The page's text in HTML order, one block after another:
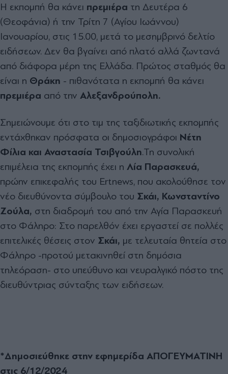
Η εκπομπή θα κάνει πρεμιέρα τη Δευτέρα 6
(Θεοφάνια) ή την Τρίτη 7 (Αγίου Ιωάννου)
Ιανουαρίου, στις 15.00, μετά το μεσημβρινό δελτίο
ειδήσεων. Δεν θα βγαίνει από πλατό αλλά ζωντανά
από διάφορα μέρη της Ελλάδα. Πρώτος σταθμός θα
είναι η Θράκη - πιθανότατα η εκπομπή θα κάνει
πρεμιέρα από την Αλεξανδρούπολη.
Σημειώνουμε ότι στο τιμ της ταξιδιωτικής εκπομπής
εντάχθηκαν πρόσφατα οι δημοσιογράφοι Νέτη
Φίλια και Αναστασία Τσιβγούλη.Τη συνολική
επιμέλεια της εκπομπής έχει η Λία Παρασκευά,
πρώην επικεφαλής του Ertnews, που ακολούθησε τον
νέο διευθύνοντα σύμβουλο του Σκάι, Κωνσταντίνο
Ζούλα, στη διαδρομή του από την Αγία Παρασκευή
στο Φάληρο: Στο παρελθόν έχει εργαστεί σε πολλές
επιτελικές θέσεις στον Σκάι, με τελευταία θητεία στο
Φάληρο -προτού μετακινηθεί στη δημόσια
τηλεόραση- στο υπεύθυνο και νευραλγικό πόστο της
διευθύντριας σύνταξης των ειδήσεων.
*Δημοσιεύθηκε στην εφημερίδα ΑΠΟΓΕΥΜΑΤΙΝΗ
στις 6/12/2024